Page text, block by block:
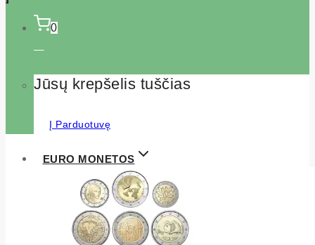
0
Jūsų krepšelis tuščias
Į Parduotuvę
EURO MONETOS